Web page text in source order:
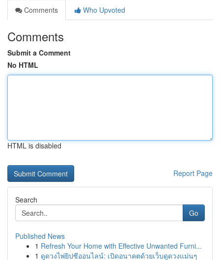
Comments
Who Upvoted
Comments
Submit a Comment
No HTML
HTML is disabled
Report Page
Search
Go
Published News
1 Refresh Your Home with Effective Unwanted Furni...
1 ดูดวงไพ่ยิปซีออนไลน์: เปิดอนาคตด้วยเว็บดูดวงแม่นๆ